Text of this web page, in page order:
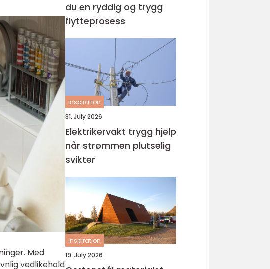
Med
vedlikehold
du en ryddig og trygg
flytteprosess
inspiration
31. July 2026
Elektrikervakt trygg hjelp
når strømmen plutselig
svikter
inspiration
19. July 2026